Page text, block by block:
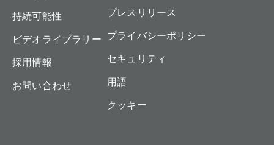
持続可能性
ビデオライブラリー
採用情報
お問い合わせ
プレスリリース
プライバシーポリシー
セキュリティ
用語
クッキー